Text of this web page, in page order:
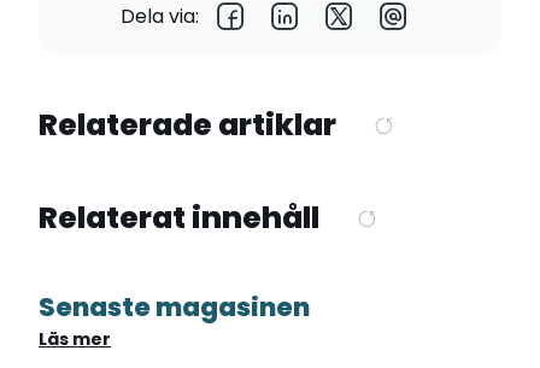
Dela via:
Relaterade artiklar
Relaterat innehåll
Senaste magasinen
Läs mer